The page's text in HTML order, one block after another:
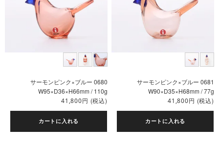
サーモンピンク×ブルー 0680
W95×D36×H66mm / 110g
41,800円 (税込)
カートに入れる
サーモンピンク×ブルー 0681
W90×D35×H68mm / 77g
41,800円 (税込)
カートに入れる